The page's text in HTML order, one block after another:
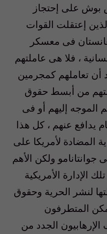
بوش على إحتجاز
إعتقلت القوات
فى معسكر
، فلا هى عاملتهم
تعاملهم كمجرمين
من أبسط حقوق
الموجه إليهم أو فى
يدافع عنهم ، كل هذا
المضادة لأمريكا على
ولكن الأهم
الإدارة الأمريكية
لنشر الحرية وحقوق
المتطرفون
الإرهابيون الجدد من